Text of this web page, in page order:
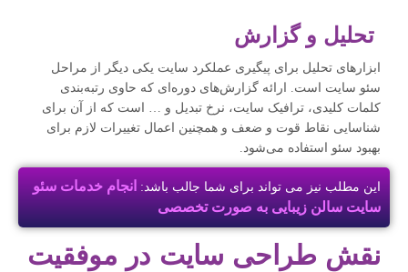
تحلیل و گزارش‌
ابزارهای تحلیل برای پیگیری عملکرد سایت یکی دیگر از مراحل
سئو سایت است. ارائه گزارش‌های دوره‌ای که حاوی رتبه‌بندی
کلمات کلیدی، ترافیک سایت، نرخ تبدیل و … است که از آن برای
شناسایی نقاط قوت و ضعف و همچنین اعمال تغییرات لازم برای
بهبود سئو استفاده می‌شود.
این مطلب نیز می تواند برای شما جالب باشد: انجام خدمات سئو
سایت سالن زیبایی به صورت تخصصی
نقش طراحی سایت در موفقیت